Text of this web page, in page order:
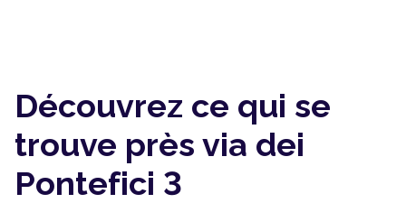
Découvrez ce qui se
trouve près via dei
Pontefici 3